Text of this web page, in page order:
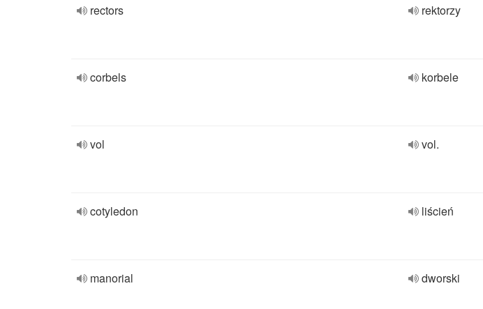
rectors rektorzy
corbels korbele
vol vol.
cotyledon liścień
manorial dworski